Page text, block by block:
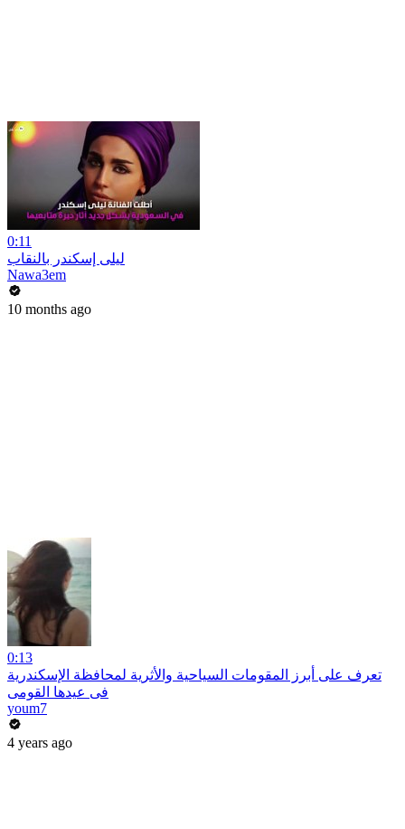
0:11
ليلى إسكندر بالنقاب
Nawa3em
10 months ago
0:13
تعرف على أبرز المقومات السياحية والأثرية لمحافظة الإسكندرية
فى عيدها القومى
youm7
4 years ago